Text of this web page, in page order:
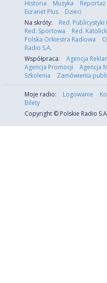
Historia
Muzyka Reportaż
Euranet Plus
Dzieci
Na skróty:
Red.
Red. Sportowa
Red.
Polska Orkiestra Radiowa
Radio S.A.
Współpraca:
Agencja
Agencja Promocji
Agencja
Szkolenia
Zamówienia
Moje radio: Logowanie
Bilety
Copyright © Polskie Radio S.A